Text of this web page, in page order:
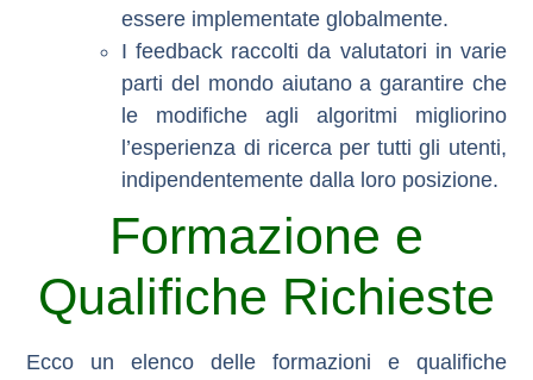
essere implementate globalmente.
I feedback raccolti da valutatori in varie
parti del mondo aiutano a garantire che
le modifiche agli algoritmi migliorino
l’esperienza di ricerca per tutti gli utenti,
indipendentemente dalla loro posizione.
Formazione e
Qualifiche Richieste
Ecco un elenco delle formazioni e qualifiche